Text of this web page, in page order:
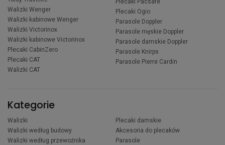
Walizki Wenger
Walizki kabinowe Wenger
Walizki Victorinox
Walizki kabinowe Victorinox
Plecaki CabinZero
Plecaki CAT
Walizki CAT
Plecaki Pacsafe
Plecaki Ogio
Parasole Doppler
Parasole męskie Doppler
Parasole damskie Doppler
Parasole Knirps
Parasole Pierre Cardin
Kategorie
Walizki
Walizki według budowy
Walizki według przewoźnika
Plecaki damskie
Akcesoria do plecaków
Parasole